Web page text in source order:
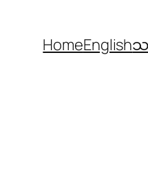
HomeEnglishသ